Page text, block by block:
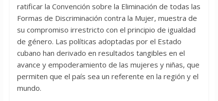
ratificar la Convención sobre la Eliminación de todas las
Formas de Discriminación contra la Mujer, muestra de
su compromiso irrestricto con el principio de igualdad
de género. Las políticas adoptadas por el Estado
cubano han derivado en resultados tangibles en el
avance y empoderamiento de las mujeres y niñas, que
permiten que el país sea un referente en la región y el
mundo.